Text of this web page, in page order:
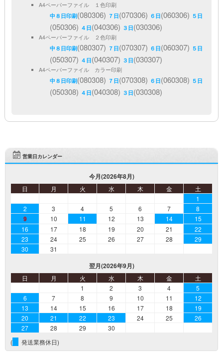
A4ペーパーファイル １色印刷
中８日印刷(080306) ７日(070306) ６日(060306) ５日
(050306) ４日(040306) ３日(030306)
A4ペーパーファイル ２色印刷
中８日印刷(080307) ７日(070307) ６日(060307) ５日
(050307) ４日(040307) ３日(030307)
A4ペーパーファイル カラー印刷
中８日印刷(080308) ７日(070308) ６日(060308) ５日
(050308) ４日(040308) ３日(030308)
営業日カレンダー
今月(2026年8月)
日 月 火 水 木 金
土
1
2
3 4 5 6 7 8
9 10 11 12 13 14
15
16
17 18 19 20 21
22
23
24 25 26 27 28
29
30
31
翌月(2026年9月)
日 月 火 水 木 金
土
1
2 3 4
5
6
7 8 9 10 11
12
13
14 15 16 17 18
19
20
21 22 23 24 25
26
27
28 29
30
(
発送業務休日)